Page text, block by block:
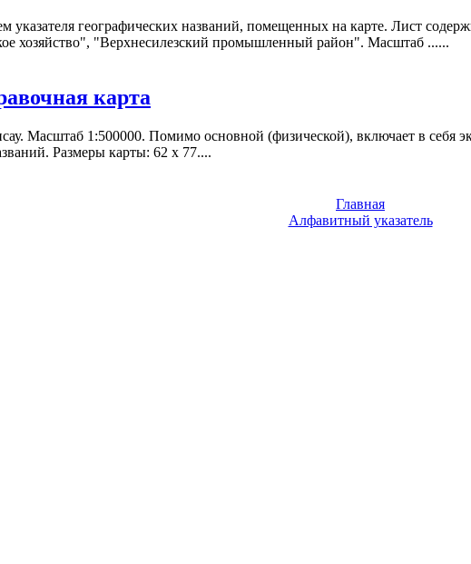
географических названий, помещенных на карте. Лист
хозяйство", "Верхнесилезский промышленный район". Масштаб ......
карта
Масштаб 1:500000. Помимо основной (физической), включает в
Размеры карты: 62 x 77....
Главная
Алфавитный указатель